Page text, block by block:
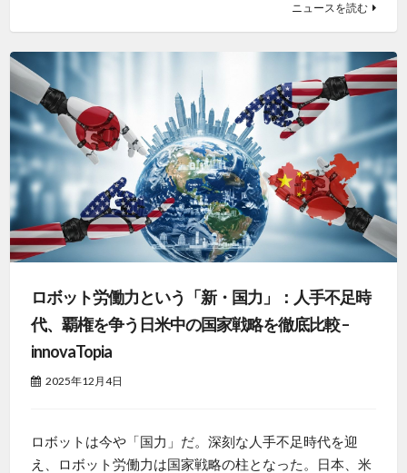
ニュースを読む
ロボット労働力という「新・国力」：人手不足時
代、覇権を争う日米中の国家戦略を徹底比較 –
innovaTopia
2025年12月4日
ロボットは今や「国力」だ。深刻な人手不足時代を迎
え、ロボット労働力は国家戦略の柱となった。日本、米